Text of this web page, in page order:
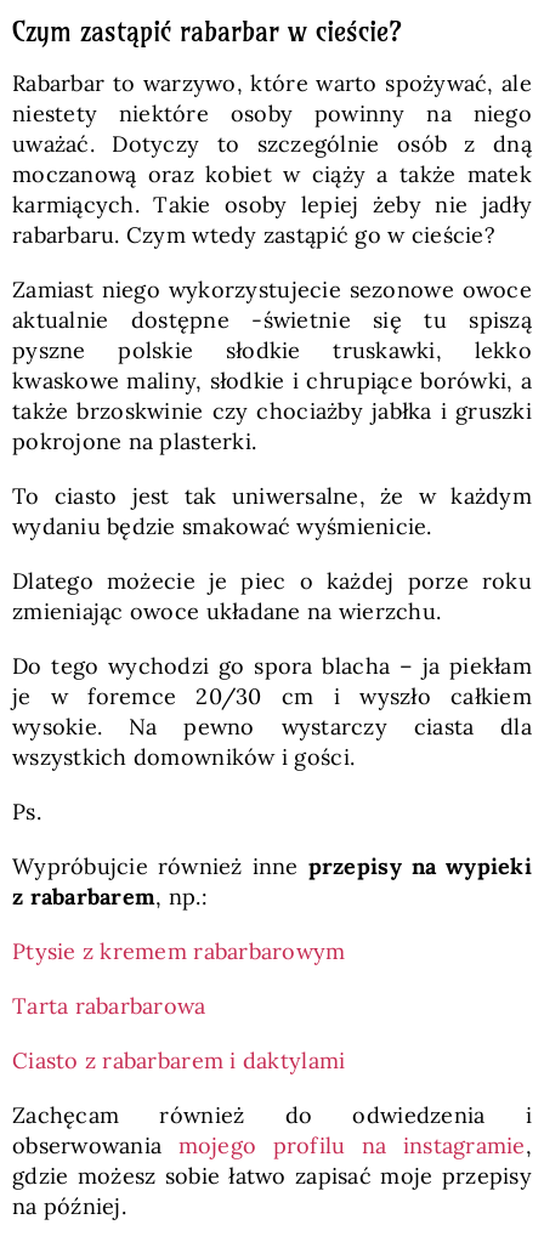
Czym zastąpić rabarbar w cieście?
Rabarbar to warzywo, które warto spożywać, ale
niestety niektóre osoby powinny na niego
uważać. Dotyczy to szczególnie osób z dną
moczanową oraz kobiet w ciąży a także matek
karmiących. Takie osoby lepiej żeby nie jadły
rabarbaru. Czym wtedy zastąpić go w cieście?
Zamiast niego wykorzystujecie sezonowe owoce
aktualnie dostępne -świetnie się tu spiszą
pyszne polskie słodkie truskawki, lekko
kwaskowe maliny, słodkie i chrupiące borówki, a
także brzoskwinie czy chociażby jabłka i gruszki
pokrojone na plasterki.
To ciasto jest tak uniwersalne, że w każdym
wydaniu będzie smakować wyśmienicie.
Dlatego możecie je piec o każdej porze roku
zmieniając owoce układane na wierzchu.
Do tego wychodzi go spora blacha – ja piekłam
je w foremce 20/30 cm i wyszło całkiem
wysokie. Na pewno wystarczy ciasta dla
wszystkich domowników i gości.
Ps.
Wypróbujcie również inne przepisy na wypieki
z rabarbarem, np.:
Ptysie z kremem rabarbarowym
Tarta rabarbarowa
Ciasto z rabarbarem i daktylami
Zachęcam również do odwiedzenia i
obserwowania mojego profilu na instagramie,
gdzie możesz sobie łatwo zapisać moje przepisy
na później.